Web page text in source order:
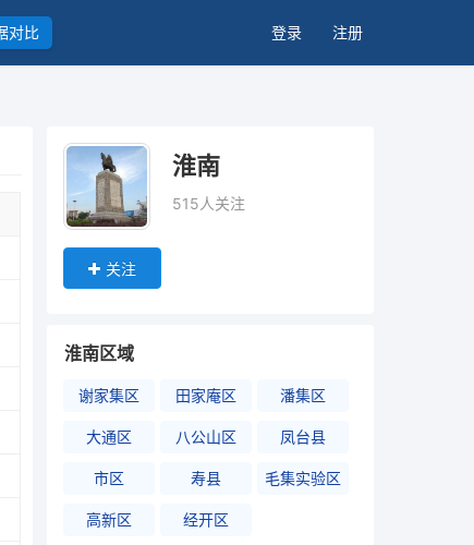
对比 登录 注册
淮南
515人关注
关注
淮南区域
谢家集区 田家庵区 潘集区
大通区 八公山区 凤台县
市区 寿县 毛集实验区
高新区 经开区